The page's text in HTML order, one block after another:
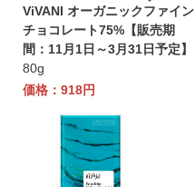
ViVANI オーガニックファイン
チョコレート75%【販売期
間：11月1日～3月31日予定】
80g
価格：918円